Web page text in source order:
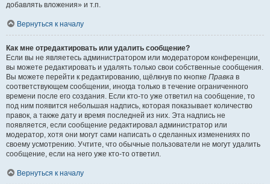
добавлять вложения» и т.п.
Вернуться к началу
Как мне отредактировать или удалить сообщение?
Если вы не являетесь администратором или модератором конференции,
вы можете редактировать и удалять только свои собственные сообщения.
Вы можете перейти к редактированию, щёлкнув по кнопке Правка в
соответствующем сообщении, иногда только в течение ограниченного
времени после его создания. Если кто-то уже ответил на сообщение, то
под ним появится небольшая надпись, которая показывает количество
правок, а также дату и время последней из них. Эта надпись не
появляется, если сообщение редактировал администратор или
модератор, хотя они могут сами написать о сделанных изменениях по
своему усмотрению. Учтите, что обычные пользователи не могут удалить
сообщение, если на него уже кто-то ответил.
Вернуться к началу